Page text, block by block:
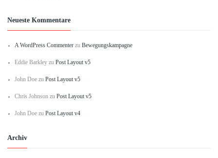
Neueste Kommentare
A WordPress Commenter zu Bewegungskampagne
Eddie Barkley zu Post Layout v5
John Doe zu Post Layout v5
Chris Johnson zu Post Layout v5
John Doe zu Post Layout v4
Archiv